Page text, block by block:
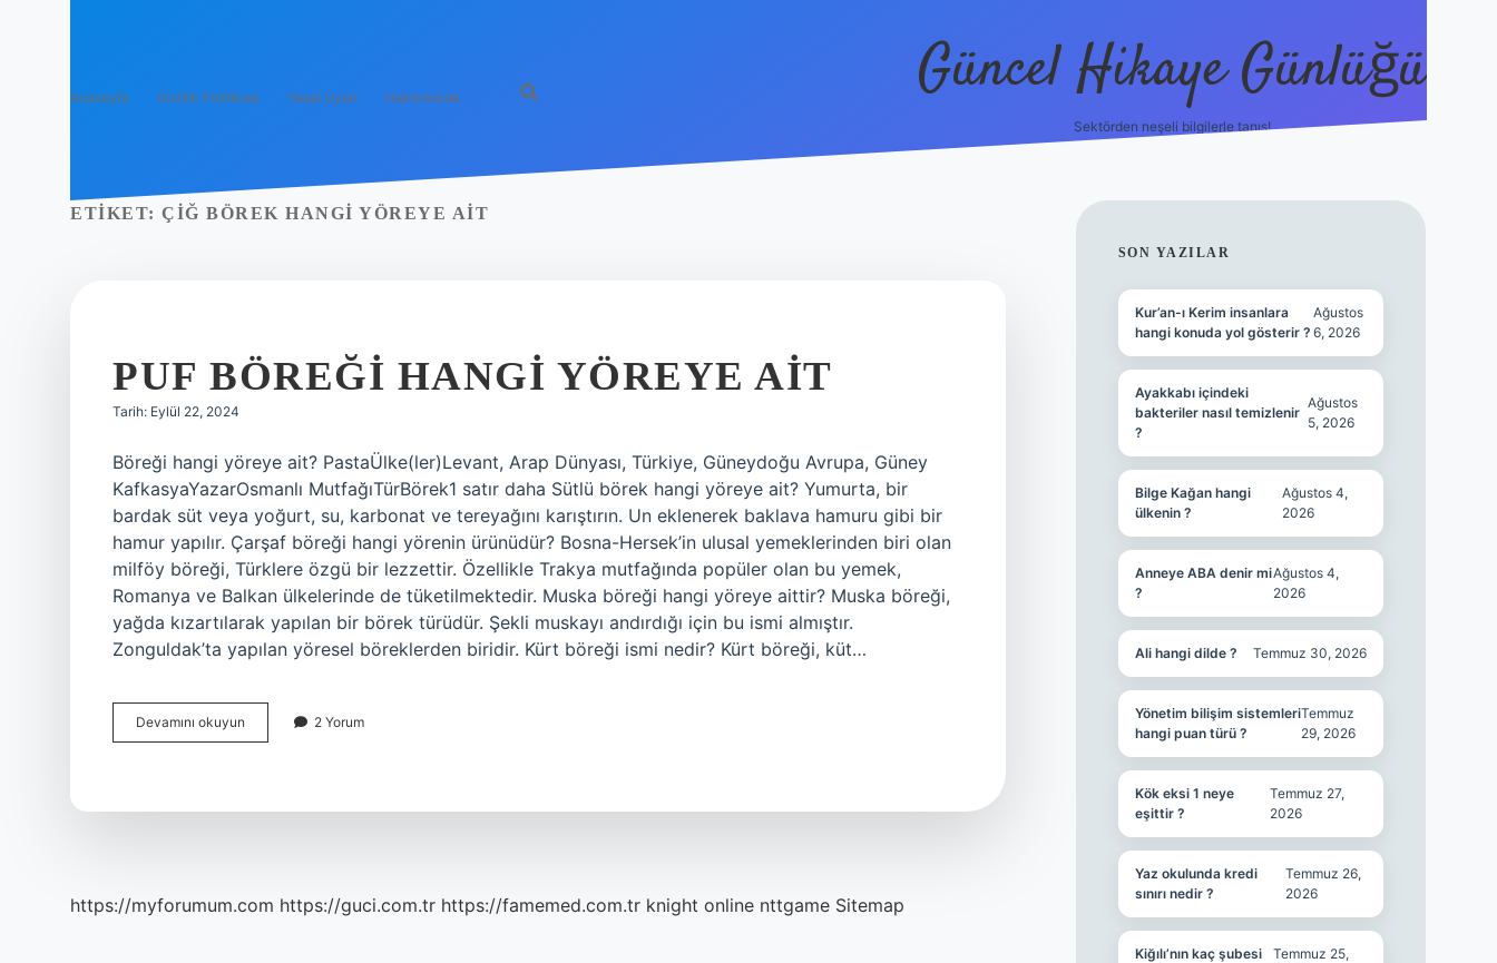
Anasayfa Gizlilik Politikası Yasal Uyarı Hakkımızda Güncel Hikaye Günlüğü
Sektörden neşeli bilgilerle tanış!
ETIKET: ÇIĞ BÖREK HANGI YÖREYE AIT
PUF BÖREĞI HANGI YÖREYE AIT
Tarih: Eylül 22, 2024
Böreği hangi yöreye ait? PastaÜlke(ler)Levant, Arap Dünyası, Türkiye, Güneydoğu Avrupa, Güney
KafkasyaYazarOsmanlı MutfağıTürBörek1 satır daha Sütlü börek hangi yöreye ait? Yumurta, bir
bardak süt veya yoğurt, su, karbonat ve tereyağını karıştırın. Un eklenerek baklava hamuru gibi bir
hamur yapılır. Çarşaf böreği hangi yörenin ürünüdür? Bosna-Hersek’in ulusal yemeklerinden biri olan
milföy böreği, Türklere özgü bir lezzettir. Özellikle Trakya mutfağında popüler olan bu yemek,
Romanya ve Balkan ülkelerinde de tüketilmektedir. Muska böreği hangi yöreye aittir? Muska böreği,
yağda kızartılarak yapılan bir börek türüdür. Şekli muskayı andırdığı için bu ismi almıştır.
Zonguldak’ta yapılan yöresel böreklerden biridir. Kürt böreği ismi nedir? Kürt böreği, küt…
Devamını okuyun
Böreği
2 Yorum
https://myforumum.com https://guci.com.tr https://famemed.com.tr knight online nttgame Sitemap
SIDEBAR
SON YAZILAR
Kur’an-ı Kerim insanlara
hangi konuda yol gösterir ?
Ağustos
6, 2026
Ayakkabı içindeki
bakteriler nasıl temizlenir
?
Ağustos
5, 2026
Bilge Kağan hangi
ülkenin ?
Ağustos 4,
2026
Anneye ABA denir mi
?
Ağustos 4,
2026
Ali hangi dilde ? Temmuz 30, 2026
Yönetim bilişim sistemleri
hangi puan türü ?
Temmuz
29, 2026
Kök eksi 1 neye
eşittir ?
Temmuz 27,
2026
Yaz okulunda kredi
sınırı nedir ?
Temmuz 26,
2026
Kiğılı’nın kaç şubesi
Temmuz 25,
https://piabella.casino/